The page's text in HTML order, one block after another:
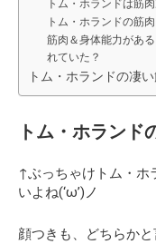
トム・ホランドは筋
トム・ホランドの筋
筋肉＆身体能力があ
れていた？
トム・ホランドの凄
トム・ホランド
↑ぶっちゃけトム・ホ
いよね(‘ω’)ノ
顔つきも、どちらか